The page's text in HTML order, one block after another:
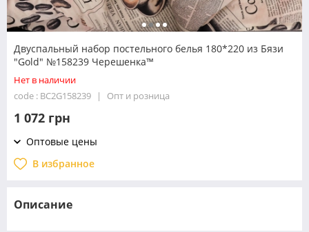
Двуспальный набор постельного белья 180*220 из Бязи
"Gold" №158239 Черешенка™
Нет в наличии
code : BC2G158239
Опт и розница
1 072 грн
Оптовые цены
В избранное
Описание